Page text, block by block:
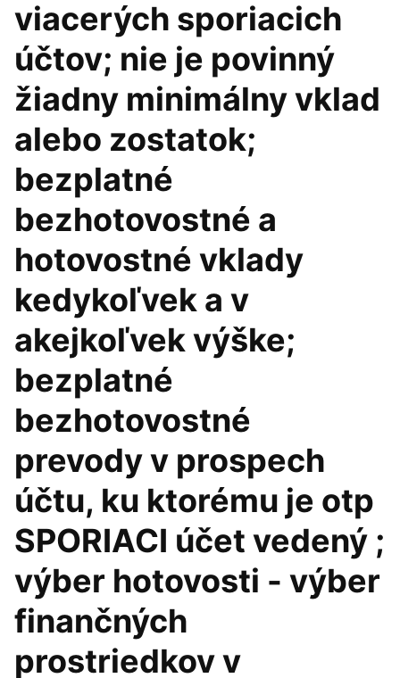
viacerých sporiacich
účtov; nie je povinný
žiadny minimálny vklad
alebo zostatok;
bezplatné
bezhotovostné a
hotovostné vklady
kedykoľvek a v
akejkoľvek výške;
bezplatné
bezhotovostné
prevody v prospech
účtu, ku ktorému je otp
SPORIACI účet vedený ;
výber hotovosti - výber
finančných
prostriedkov v